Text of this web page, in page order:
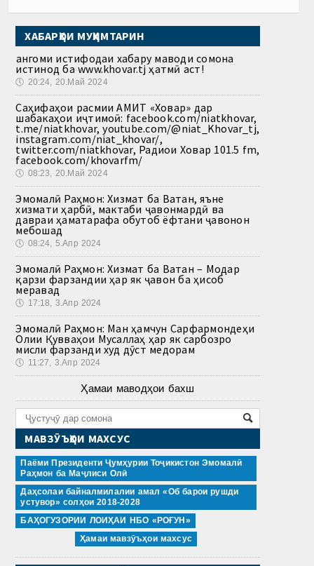
ХАБАРҲОИ МУҲИМТАРИН
Ҳангоми истифодаи хабару маводи сомона
истинод ба www.khovar.tj ҳатмӣ аст!
🕔 20:24, 20.Май 2024
Саҳифаҳои расмии АМИТ «Ховар» дар
шабакаҳои иҷтимоӣ: facebook.com/niatkhovar,
t.me/niatkhovar, youtube.com/@niat_Khovar_tj,
instagram.com/niat_khovar/,
twitter.com/niatkhovar, Радиои Ховар 101.5 fm,
facebook.com/khovarfm/
🕔 08:23, 20.Май 2024
Эмомалӣ Раҳмон: Хизмат ба Ватан, яъне
хизмати ҳарбӣ, мактаби ҷавонмардӣ ва
давраи ҳаматарафа обутоб ёфтани ҷавонон
мебошад
🕔 08:24, 5.Апр 2024
Эмомалӣ Раҳмон: Хизмат ба Ватан – Модар
қарзи фарзандии ҳар як ҷавон ба ҳисоб
меравад
🕔 17:18, 3.Апр 2024
Эмомалӣ Раҳмон: Ман ҳамчун Сарфармондеҳи
Олии Қувваҳои Мусаллаҳ ҳар як сарбозро
мисли фарзанди худ дӯст медорам
🕔 11:27, 3.Апр 2024
Ҳамаи маводҳои бахш
МАВЗӮЪҲОИ МАХСУС
Паёми Президенти Ҷумҳурии Тоҷикистон Эмомалӣ
Раҳмон ба Маҷлиси Олӣ
Даҳсолаи байналмилалии амал «Об барои рушди
устувор» солҳои 2018-2028
БАҲОГУЗОРИИ ЛОИҲАИ НБО «РОҒУН»
Ҳамаи мавзӯъҳои махсус